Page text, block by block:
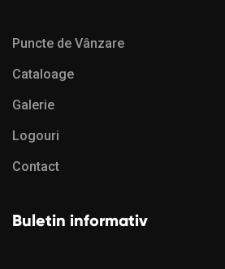
Puncte de Vânzare
Cataloage
Galerie
Logouri
Contact
Buletin informativ